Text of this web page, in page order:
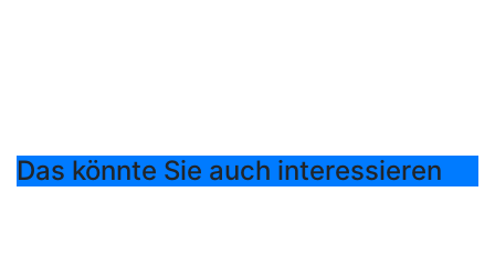
Das könnte Sie auch interessieren